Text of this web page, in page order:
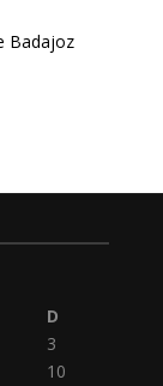
Badajoz
D
3
10